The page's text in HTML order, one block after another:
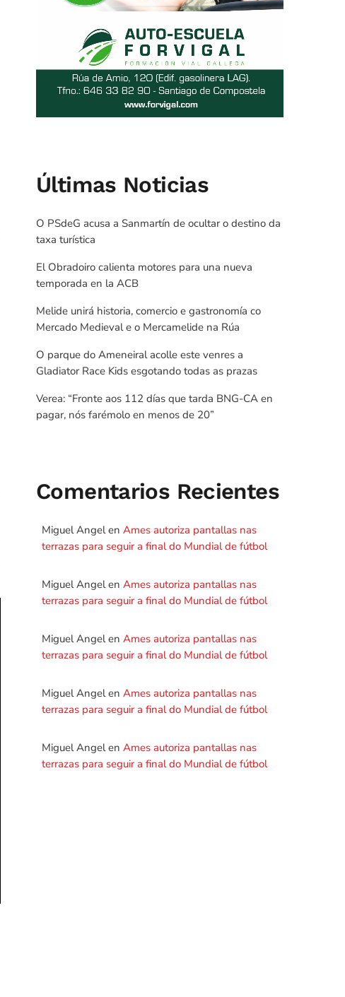
Últimas Noticias
O PSdeG acusa a Sanmartín de ocultar o destino da
taxa turística
El Obradoiro calienta motores para una nueva
temporada en la ACB
Melide unirá historia, comercio e gastronomía co
Mercado Medieval e o Mercamelide na Rúa
O parque do Ameneiral acolle este venres a
Gladiator Race Kids esgotando todas as prazas
Verea: “Fronte aos 112 días que tarda BNG-CA en
pagar, nós farémolo en menos de 20”
Comentarios Recientes
Miguel Angelen Ames autoriza pantallas nas
terrazas para seguir a final do Mundial de fútbol
Miguel Angelen Ames autoriza pantallas nas
terrazas para seguir a final do Mundial de fútbol
Miguel Angelen Ames autoriza pantallas nas
terrazas para seguir a final do Mundial de fútbol
Miguel Angelen Ames autoriza pantallas nas
terrazas para seguir a final do Mundial de fútbol
Miguel Angelen Ames autoriza pantallas nas
terrazas para seguir a final do Mundial de fútbol